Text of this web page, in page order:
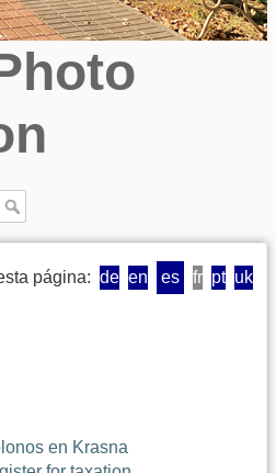
página: de en es fr pt uk
en Krasna